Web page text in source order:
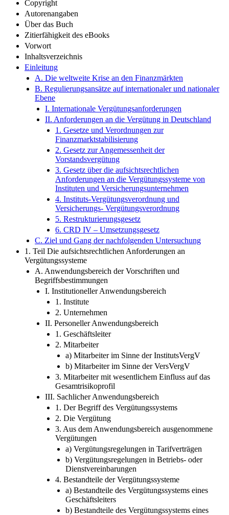
Copyright
Autorenangaben
Über das Buch
Zitierfähigkeit des eBooks
Vorwort
Inhaltsverzeichnis
Einleitung
A. Die weltweite Krise an den Finanzmärkten
B. Regulierungsansätze auf internationaler und nationaler
Ebene
I. Internationale Vergütungsanforderungen
II. Anforderungen an die Vergütung in Deutschland
1. Gesetze und Verordnungen zur
Finanzmarktstabilisierung
2. Gesetz zur Angemessenheit der
Vorstandsvergütung
3. Gesetz über die aufsichtsrechtlichen
Anforderungen an die Vergütungssysteme von
Instituten und Versicherungsunternehmen
4. Instituts-Vergütungsverordnung und
Versicherungs- Vergütungsverordnung
5. Restrukturierungsgesetz
6. CRD IV – Umsetzungsgesetz
C. Ziel und Gang der nachfolgenden Untersuchung
1. Teil Die aufsichtsrechtlichen Anforderungen an
Vergütungssysteme
A. Anwendungsbereich der Vorschriften und
Begriffsbestimmungen
I. Institutioneller Anwendungsbereich
1. Institute
2. Unternehmen
II. Personeller Anwendungsbereich
1. Geschäftsleiter
2. Mitarbeiter
a) Mitarbeiter im Sinne der InstitutsVergV
b) Mitarbeiter im Sinne der VersVergV
3. Mitarbeiter mit wesentlichem Einfluss auf das
Gesamtrisikoprofil
III. Sachlicher Anwendungsbereich
1. Der Begriff des Vergütungssystems
2. Die Vergütung
3. Aus dem Anwendungsbereich ausgenommene
Vergütungen
a) Vergütungsregelungen in Tarifverträgen
b) Vergütungsregelungen in Betriebs- oder
Dienstvereinbarungen
4. Bestandteile der Vergütungssysteme
a) Bestandteile des Vergütungssystems eines
Geschäftsleiters
b) Bestandteile des Vergütungssystems eines